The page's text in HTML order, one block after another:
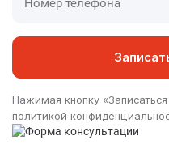
Нажимая кнопку
политикой